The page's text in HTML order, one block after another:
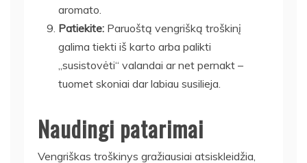
aromato.
Patiekite: Paruoštą vengrišką troškinį
galima tiekti iš karto arba palikti
„susistovėti“ valandai ar net pernakt –
tuomet skoniai dar labiau susilieja.
Naudingi patarimai
Vengriškas troškinys gražiausiai atsiskleidžia,